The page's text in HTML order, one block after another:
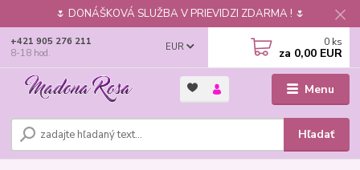
🌷 DONÁŠKOVÁ SLUŽBA V PRIEVIDZI ZDARMA ! 🌷
Menu
EUR
Hľadať
+421 905 276 211
8-18 hod.
0 ks
za 0,00 EUR